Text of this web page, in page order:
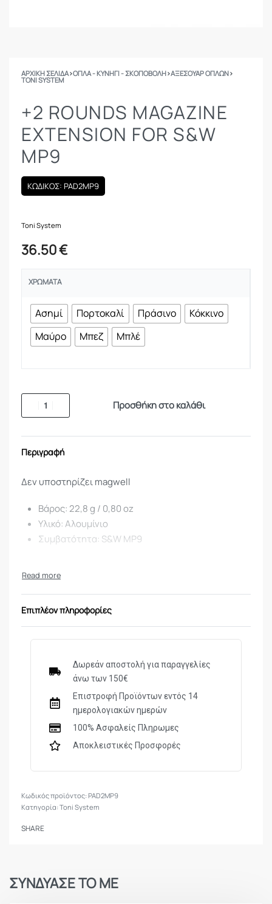
ΑΡΧΙΚΉ ΣΕΛΊΔΑ›ΟΠΛΑ - ΚΥΝΗΓΙ - ΣΚΟΠΟΒΟΛΗ›ΑΞΕΣΟΥΑΡ ΟΠΛΩΝ›
TONI SYSTEM
+2 ROUNDS MAGAZINE
EXTENSION FOR S&W
MP9
ΚΩΔΙΚΟΣ: PAD2MP9
Toni System
36.50€
ΧΡΏΜΑΤΑ
Ασημί Πορτοκαλί Πράσινο
Κόκκινο
Μαύρο
Μπεζ Μπλέ
Προσθήκη στο καλάθι
Περιγραφή
Δεν υποστηρίζει magwell
Βάρος: 22,8 g / 0,80 oz
Υλικό: Αλουμίνιο
Συμβατότητα: S&W MP9
Επιπλέον πληροφορίες
Δωρεάν αποστολή για παραγγελίες
άνω των 150€
Επιστροφή Προϊόντων εντός 14
ημερολογιακών ημερών
100% Ασφαλείς Πληρωμες
Αποκλειστικές Προσφορές
PAD2MP9
Κατηγορία:Toni System
SHARE
ΣΥΝΔΥΑΣΕ ΤΟ ΜΕ